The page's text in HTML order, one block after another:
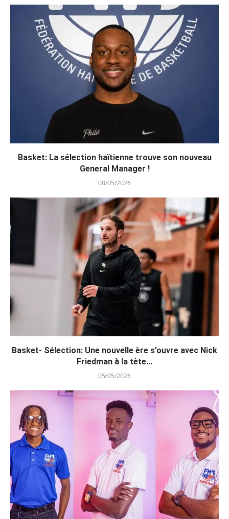
Basket: La sélection haïtienne trouve son nouveau
General Manager !
08/05/2026
Basket- Sélection: Une nouvelle ère s’ouvre avec Nick
Friedman à la tête...
05/05/2026